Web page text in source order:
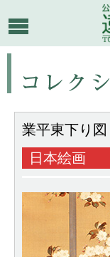
業平東下り図
日本絵画